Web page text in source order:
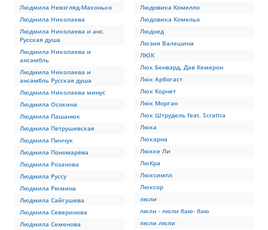
Людмила Невзгляд-Махонько
Людмила Николаева
Людмила Николаева и анс.
Русская душа
Людмила Николаева и
ансамбль
Людмила Николаева и
ансамбль Русская душа
Людмила Николаева минус
Людмила Осокина
Людмила Пашанюк
Людмила Петрушевская
Людмила Пинчук
Людмила Пономарёва
Людмила Розанова
Людмила Руссу
Людмила Рюмина
Людмила Сайгушева
Людмила Северинова
Людмила Семенова
Людовика Комелло
Людовика Комельо
Людоед
Люзия Валешина
ЛЮК
Люк Бенвард, Дав Кемерон
Люк Арбогаст
Люк Корнет
Люк Морган
Люк Штрудель feat. Scrattia
Люка
Люкарна
Люкке Ли
ЛюКра
Люксимпл
Люксор
люли
люли - люли баю- баю
люли люли